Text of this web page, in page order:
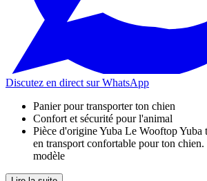
Discutez en direct sur WhatsApp
Panier pour transporter ton chien
Confort et sécurité pour l'animal
Pièce d'origine Yuba Le Wooftop Yuba
en transport confortable pour ton
modèle